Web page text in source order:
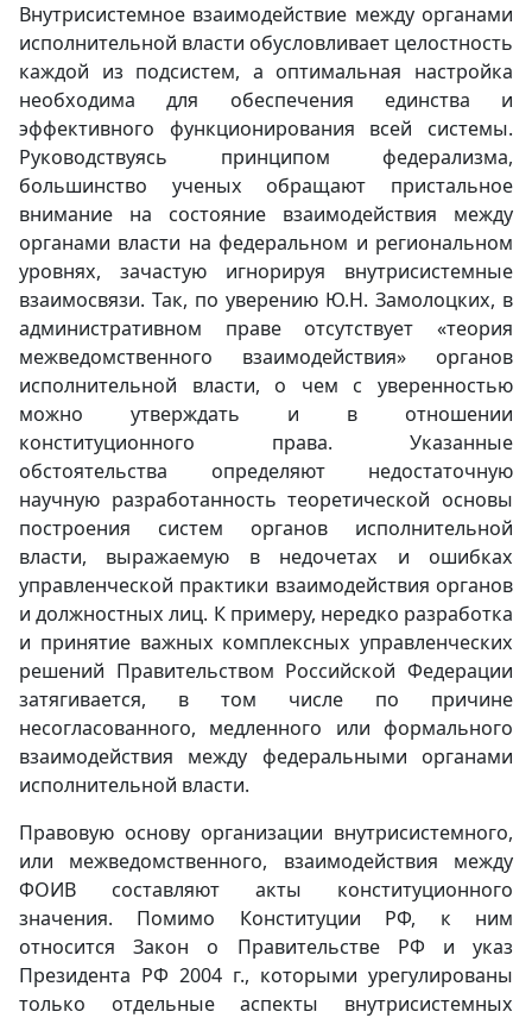
Внутрисистемное взаимодействие между органами
исполнительной власти обусловливает целостность
каждой из подсистем, а оптимальная настройка
необходима для обеспечения единства и
эффективного функционирования всей системы.
Руководствуясь принципом федерализма,
большинство ученых обращают пристальное
внимание на состояние взаимодействия между
органами власти на федеральном и региональном
уровнях, зачастую игнорируя внутрисистемные
взаимосвязи. Так, по уверению Ю.Н. Замолоцких, в
административном праве отсутствует «теория
межведомственного взаимодействия» органов
исполнительной власти, о чем с уверенностью
можно утверждать и в отношении
конституционного права. Указанные
обстоятельства определяют недостаточную
научную разработанность теоретической основы
построения систем органов исполнительной
власти, выражаемую в недочетах и ошибках
управленческой практики взаимодействия органов
и должностных лиц. К примеру, нередко разработка
и принятие важных комплексных управленческих
решений Правительством Российской Федерации
затягивается, в том числе по причине
несогласованного, медленного или формального
взаимодействия между федеральными органами
исполнительной власти.
Правовую основу организации внутрисистемного,
или межведомственного, взаимодействия между
ФОИВ составляют акты конституционного
значения. Помимо Конституции РФ, к ним
относится Закон о Правительстве РФ и указ
Президента РФ 2004 г., которыми урегулированы
только отдельные аспекты внутрисистемных